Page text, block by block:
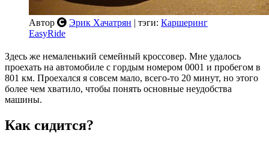
Автор Эрик Хачатрян | тэги: Каршеринг
EasyRide
Здесь же немаленький семейный кроссовер. Мне удалось
проехать на автомобиле с гордым номером 0001 и пробегом в
801 км. Проехался я совсем мало, всего-то 20 минут, но этого
более чем хватило, чтобы понять основные неудобства
машины.
Как сидится?